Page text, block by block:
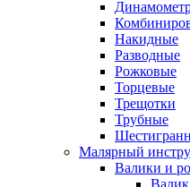
Накидные
Разводные
Рожковые
Торцевые
Трещотки
Трубные
Малярный
Валики и
Валик